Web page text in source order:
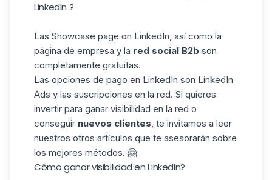
LinkedIn ?
Las Showcase page on LinkedIn, así como la
página de empresa y la red social B2b son
completamente gratuitas.
Las opciones de pago en LinkedIn son LinkedIn
Ads y las suscripciones en la red. Si quieres
invertir para ganar visibilidad en la red o
conseguir nuevos clientes, te invitamos a leer
nuestros otros artículos que te asesorarán sobre
los mejores métodos. 🤗
Cómo ganar visibilidad en LinkedIn?